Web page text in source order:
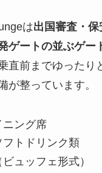
は出国審査・
ゲートの並ぶゲー
直前までゆったり
が整っています。
ニング席
トドリンク類
ュッフェ形式）